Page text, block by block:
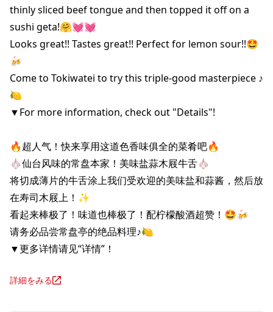
thinly sliced ​​beef tongue and then topped it off on a
sushi geta!🤗💓💓
Looks great!! Tastes great!! Perfect for lemon sour!!🤩
🍻
Come to Tokiwatei to try this triple-good masterpiece ♪
🍋
▼For more information, check out "Details"!
🔥超人气！快来享用这道色香味俱全的菜肴吧🔥
🧄仙台风味的常盘本家！美味盐蒜木屐牛舌🧄
将切成薄片的牛舌涂上我们受欢迎的美味盐和蒜酱，然后放
在寿司木屐上！✨
看起来棒极了！味道也棒极了！配柠檬酸酒超赞！🤩🍻
请务必品尝常盘亭的绝品料理♪🍋
▼更多详情请见“详情”！
詳細をみる